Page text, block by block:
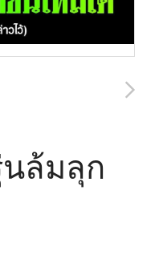
ล้มลุก